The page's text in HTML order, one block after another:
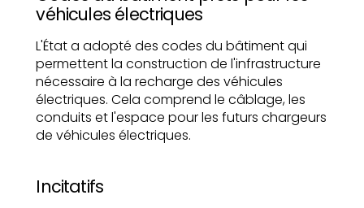
véhicules électriques
L'État a adopté des codes du bâtiment qui
permettent la construction de l'infrastructure
nécessaire à la recharge des véhicules
électriques. Cela comprend le câblage, les
conduits et l'espace pour les futurs chargeurs
de véhicules électriques.
Incitatifs